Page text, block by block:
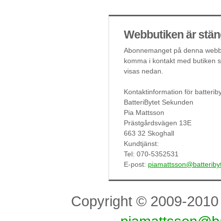
Webbutiken är
Abonnemanget på denna
komma i kontakt med butiken
visas nedan.
Kontaktinformation för
BatteriBytet Sekunden
Pia Mattsson
Prästgårdsvägen 13E
663 32 Skoghall
Kundtjänst:
Tel: 070-5352531
E-post:
Copyright © 2009-